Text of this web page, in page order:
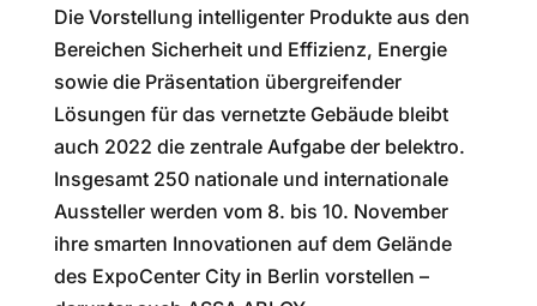
Die Vorstellung intelligenter Produkte aus den
Bereichen Sicherheit und Effizienz, Energie
sowie die Präsentation übergreifender
Lösungen für das vernetzte Gebäude bleibt
auch 2022 die zentrale Aufgabe der belektro.
Insgesamt 250 nationale und internationale
Aussteller werden vom 8. bis 10. November
ihre smarten Innovationen auf dem Gelände
des ExpoCenter City in Berlin vorstellen –